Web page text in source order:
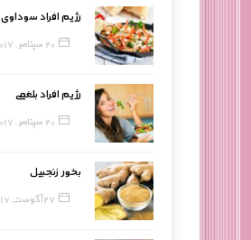
رژیم افراد سوداوی
20 سپتامبر, 2017
رژیم افراد بلغمی
20 سپتامبر, 2017
بخور زنجبیل
27 آگوست, 2017